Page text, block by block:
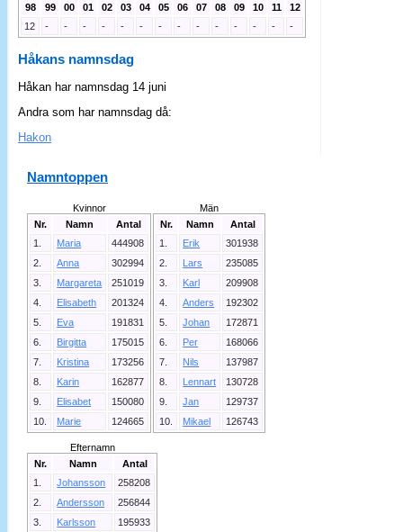
98 99 00 01 02 03 04 05 06 07 08 09 10 11
12
12
- - - - - - - - - - - - - -
Håkans namnsdag
Håkan har namnsdag 14 juni
Andra som har namnsdag då:
Hakon
Namntoppen
Kvinnor
Nr.
Namn
Antal
1.
Maria
444908
2.
Anna
302994
3.
Margareta
251019
4.
Elisabeth
201324
5.
Eva
191831
6.
Birgitta
175015
7.
Kristina
173256
8.
Karin
162877
9.
Elisabet
150080
10.
Marie 124665
Män
Nr.
Namn
Antal
1.
Erik
301938
2.
Lars
235085
3.
Karl
209908
4.
Anders
192302
5.
Johan
172871
6.
Per
168066
7.
Nils
137987
8.
Lennart
130728
9.
Jan
129737
10.
Mikael 126743
Efternamn
Nr.
Namn
Antal
1.
Johansson
258208
2.
Andersson
256844
3.
Karlsson
195933